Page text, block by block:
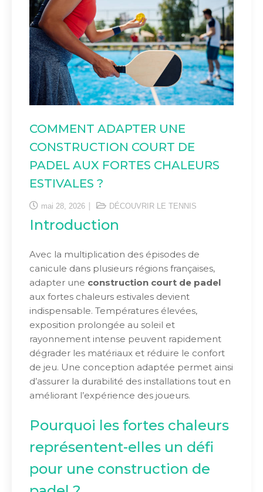
COMMENT ADAPTER UNE
CONSTRUCTION COURT DE
PADEL AUX FORTES CHALEURS
ESTIVALES ?
mai 28, 2026 DÉCOUVRIR LE TENNIS
Introduction
Avec la multiplication des épisodes de
canicule dans plusieurs régions françaises,
adapter une construction court de padel
aux fortes chaleurs estivales devient
indispensable. Températures élevées,
exposition prolongée au soleil et
rayonnement intense peuvent rapidement
dégrader les matériaux et réduire le confort
de jeu. Une conception adaptée permet ainsi
d’assurer la durabilité des installations tout en
améliorant l’expérience des joueurs.
Pourquoi les fortes chaleurs
représentent-elles un défi
pour une construction de